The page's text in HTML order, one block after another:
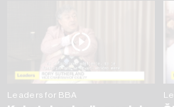
Leaders for BBA